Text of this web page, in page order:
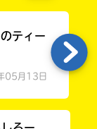
ティー
05月13日